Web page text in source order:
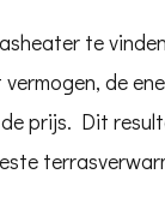
te
de
prijs. Dit